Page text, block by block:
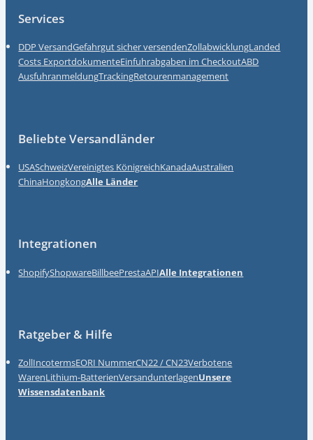
Services
DDP VersandGefahrgut sicher versendenZollabwicklungLanded
Costs ExportdokumenteEinfuhrabgaben im CheckoutABD
AusfuhranmeldungTrackingRetourenmanagement
Beliebte Versandländer
USASchweizVereinigtes KönigreichKanadaAustralien
ChinaHongkongAlle Länder
Integrationen
ShopifyShopwareBillbeePrestaAPIAlle Integrationen
Ratgeber & Hilfe
ZollIncotermsEORI NummerCN22 / CN23Verbotene
WarenLithium-BatterienVersandunterlagenUnsere
Wissensdatenbank